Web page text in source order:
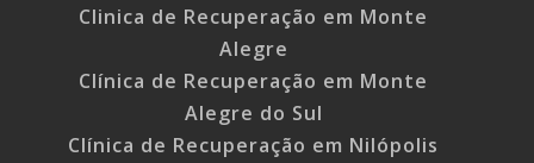
Clinica de Recuperação em Monte
Alegre
Clínica de Recuperação em Monte
Alegre do Sul
Clínica de Recuperação em Nilópolis